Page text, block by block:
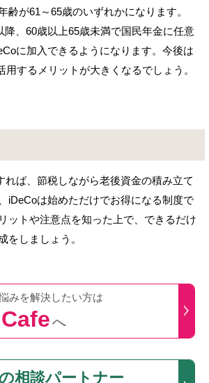
齢が61～65歳のいずれかになります。
降、60歳以上65歳未満で国民年金に任意
に加入できるようになります。今後は
用するメリットが大きくなるでしょう。
れば、節税しながら老後資金の積み立て
iDeCoは始めただけでお得になる制度で
ットや注意点を知った上で、できるだけ
をしましょう。
みを解決したい方は
へ
相談パートナー